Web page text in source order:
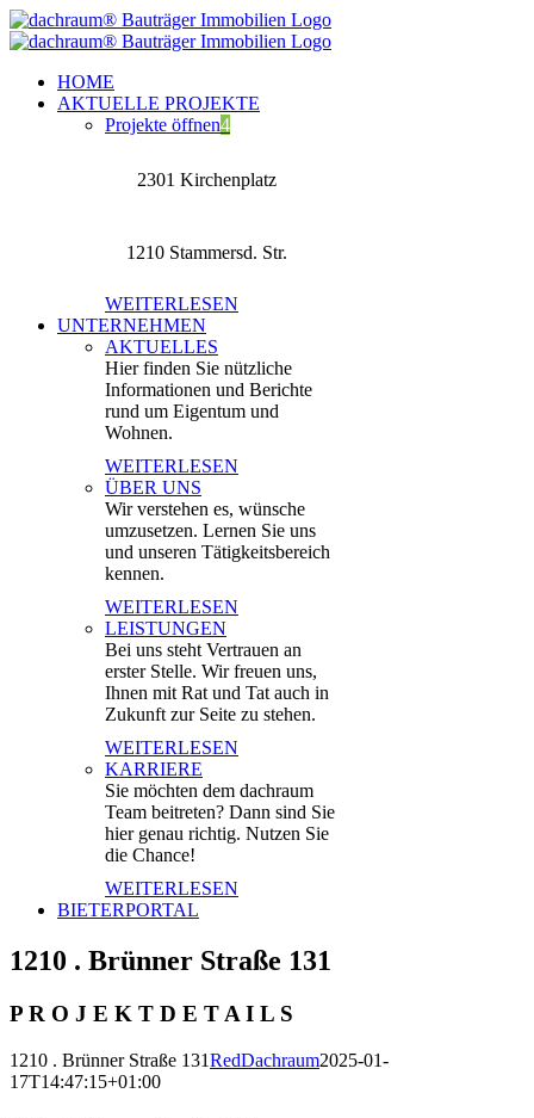
Zum
Inhalt
HOME
AKTUELLE PROJEKTE
Projekte öffnen4
2301 Kirchenplatz
1210 Stammersd. Str.
WEITERLESEN
UNTERNEHMEN
AKTUELLES
Hier finden Sie nützliche
Informationen und Berichte
rund um Eigentum und
Wohnen.
WEITERLESEN
ÜBER UNS
Wir verstehen es, wünsche
umzusetzen. Lernen Sie uns
und unseren Tätigkeitsbereich
kennen.
WEITERLESEN
LEISTUNGEN
Bei uns steht Vertrauen an
erster Stelle. Wir freuen uns,
Ihnen mit Rat und Tat auch in
Zukunft zur Seite zu stehen.
WEITERLESEN
KARRIERE
Sie möchten dem dachraum
Team beitreten? Dann sind Sie
hier genau richtig. Nutzen Sie
die Chance!
WEITERLESEN
BIETERPORTAL
1210 . Brünner Straße 131
P R O J E K T D E T A I L S
1210 . Brünner Straße 131RedDachraum2025-01-
17T14:47:15+01:00